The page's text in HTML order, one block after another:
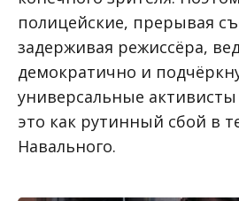
полицейские, прерывая
задерживая режиссёра,
демократично и
универсальные
это как рутинный сбой в
Навального.